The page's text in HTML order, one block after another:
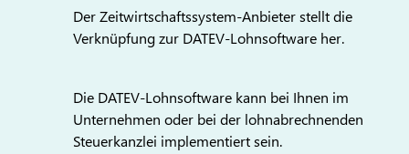
Der Zeitwirtschaftssystem-Anbieter stellt die
Verknüpfung zur DATEV-Lohnsoftware her.
Die DATEV-Lohnsoftware kann bei Ihnen im
Unternehmen oder bei der lohnabrechnenden
Steuerkanzlei implementiert sein.